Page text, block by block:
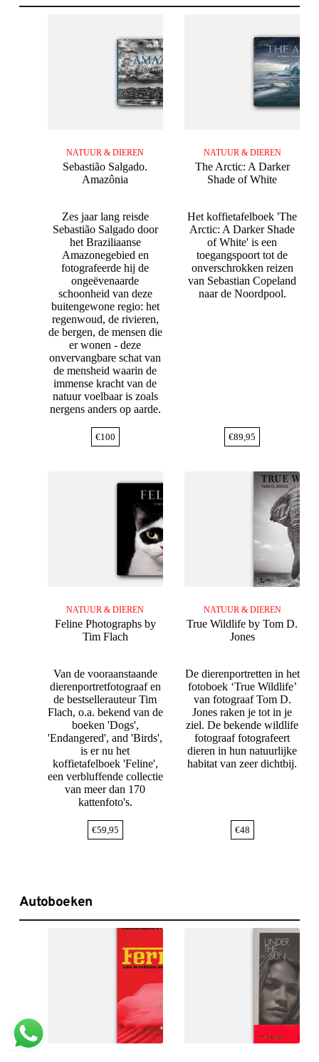
NATUUR & DIEREN
Sebastião Salgado.
Amazônia
Zes jaar lang reisde
Sebastião Salgado door
het Braziliaanse
Amazonegebied en
fotografeerde hij de
ongeëvenaarde
schoonheid van deze
buitengewone regio: het
regenwoud, de rivieren,
de bergen, de mensen die
er wonen - deze
onvervangbare schat van
de mensheid waarin de
immense kracht van de
natuur voelbaar is zoals
nergens anders op aarde.
€100
NATUUR & DIEREN
The Arctic: A Darker
Shade of White
Het koffietafelboek 'The
Arctic: A Darker Shade
of White' is een
toegangspoort tot de
onverschrokken reizen
van Sebastian Copeland
naar de Noordpool.
€89,95
NATUUR & DIEREN
Feline Photographs by
Tim Flach
Van de vooraanstaande
dierenportretfotograaf en
de bestsellerauteur Tim
Flach, o.a. bekend van de
boeken 'Dogs',
'Endangered', and 'Birds',
is er nu het
koffietafelboek 'Feline',
een verbluffende collectie
van meer dan 170
kattenfoto's.
€59,95
NATUUR & DIEREN
True Wildlife by Tom D.
Jones
De dierenportretten in het
fotoboek ‘True Wildlife’
van fotograaf Tom D.
Jones raken je tot in je
ziel. De bekende wildlife
fotograaf fotografeert
dieren in hun natuurlijke
habitat van zeer dichtbij.
€48
Autoboeken